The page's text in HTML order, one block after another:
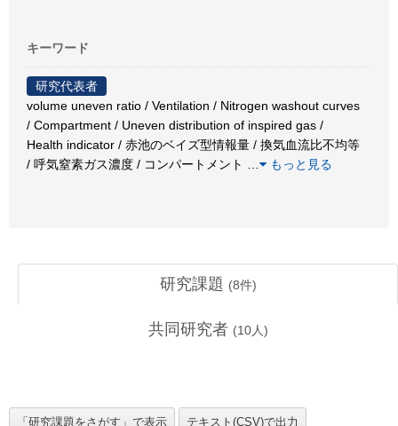
キーワード
研究代表者
volume uneven ratio / Ventilation / Nitrogen washout curves
/ Compartment / Uneven distribution of inspired gas /
Health indicator / 赤池のベイズ型情報量 / 換気血流比不均等
/ 呼気窒素ガス濃度 / コンパートメント
もっと見る
研究課題 (8件)
共同研究者 (10人)